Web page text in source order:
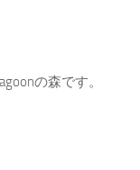
の森です。